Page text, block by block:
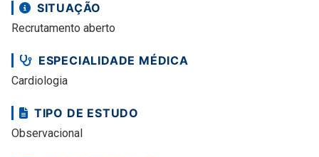
SITUAÇÃO
Recrutamento aberto
ESPECIALIDADE MÉDICA
Cardiologia
TIPO DE ESTUDO
Observacional